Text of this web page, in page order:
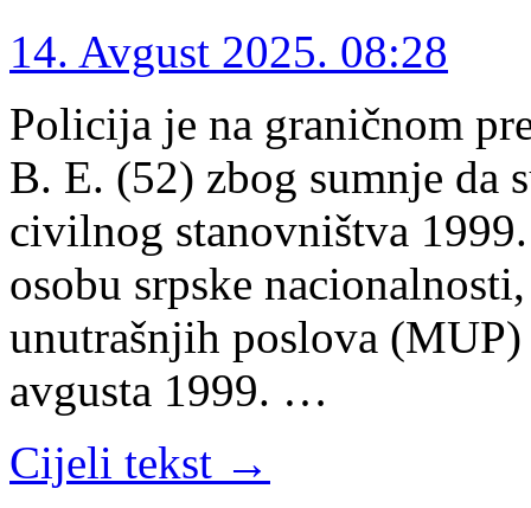
14. Avgust 2025. 08:28
Policija je na graničnom
B. E. (52) zbog sumnje
civilnog stanovništva
osobu srpske
unutrašnjih poslova
avgusta 1999. …
Cijeli tekst →